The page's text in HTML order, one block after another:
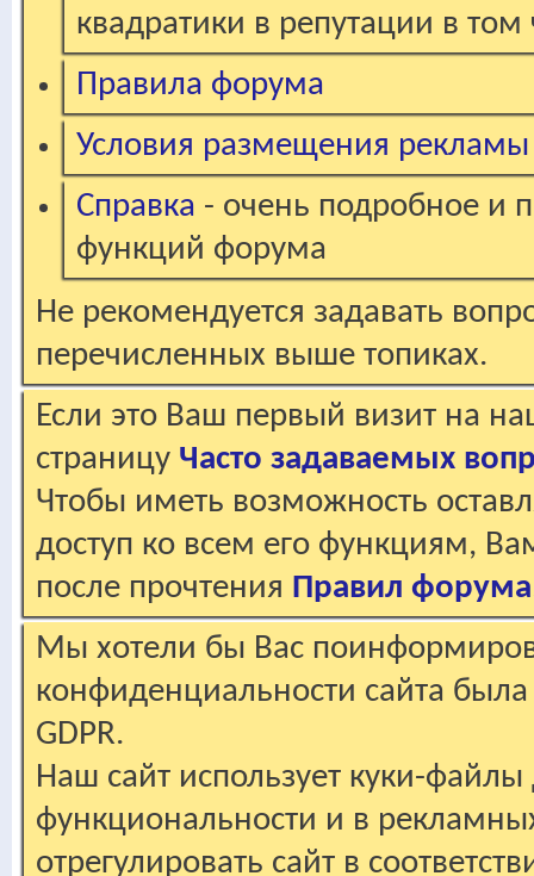
квадратики в репутации в том
Правила форума
Условия размещения
Справка - очень подробное и
функций форума
Не рекомендуется задавать
перечисленных выше топиках.
Если это Ваш первый визит на
страницу Часто задаваемых
Чтобы иметь возможность
доступ ко всем его функциям,
после прочтения Правил форума
Мы хотели бы Вас
конфиденциальности сайта
GDPR.
Наш сайт использует куки-файлы
функциональности и в
отрегулировать сайт в